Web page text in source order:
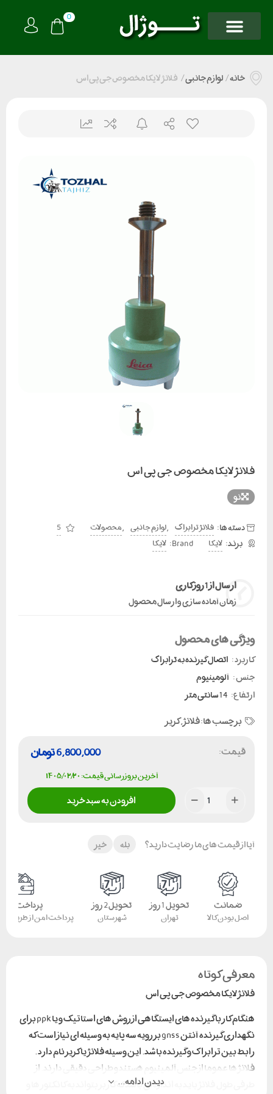
0
خانه/لوازم جانبی/ فلانژ لایکا مخصوص جی پی اس
فلانژ لایکا مخصوص جی پی اس
نو
دسته ها: فلانژ ترابراک ,لوازم جانبی ,محصولات 5
لایکا Brand: لایکا
ارسال از 1 روز کاری
زمان آماده سازی و ارسال محصول
ویژگی های محصول
کاربرد : اتصال گیرنده به ترابراگ
جنس : آلومینیوم
ارتفاع:
برچسب ها:فلانژ,کریر
قیمت:
تومان6,800,000
آخرین بروزرسانی قیمت: ۱۴۰۵/۰۲/۲۰
افزودن به سبد خرید
آیا از قیمت های ما رضایت دارید؟ بله خیر
ضمانت
اصل بودن کالا
تحویل 1 روز
تهران
تحویل 2 روز
شهرستان
پرداخت امن
پرداخت امن از طریق
معرفی کوتاه
فلانژ لایکا مخصوص جی پی اس
هنگام کار با گیرنده های ایستگاهی از روش های استاتیک و یا ppk برای
نگهداری گیرنده آنتن gnss بر رویه سه پایه به وسیله ای نیاز است که
رابط بین ترابراک و گیرنده باشد. این وسیله فلانژ یا کریر نام دارد .
فلانژ ها عموما از جنس آلمینیوم هستند و طراحی دقیقی دارند. از
طرفی طول فلانژ باید به اندازه ای باشد که کاربر بتواند به کانکتور ها و
دیدن ادامه...